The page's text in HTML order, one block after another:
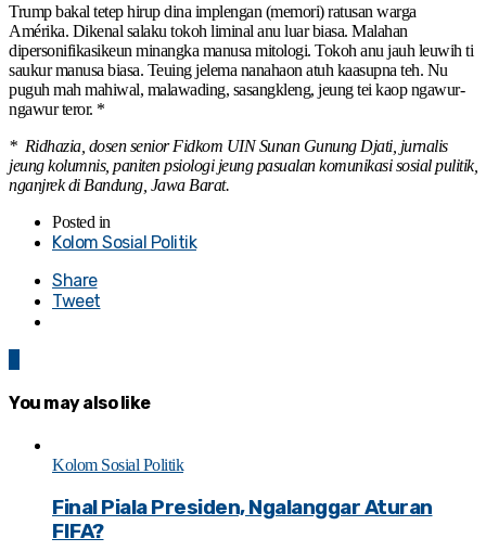
Trump bakal tetep hirup dina implengan (memori) ratusan warga
Amérika. Dikenal salaku tokoh liminal anu luar biasa. Malahan
dipersonifikasikeun minangka manusa mitologi. Tokoh anu jauh leuwih ti
saukur manusa biasa. Teuing jelema nanahaon atuh kaasupna teh. Nu
puguh mah mahiwal, malawading, sasangkleng, jeung tei kaop ngawur-
ngawur teror. *
* Ridhazia, dosen senior Fidkom UIN Sunan Gunung Djati, jurnalis
jeung kolumnis, paniten psiologi jeung pasualan komunikasi sosial pulitik,
nganjrek di Bandung, Jawa Barat.
Posted in
Kolom Sosial Politik
Share
Tweet
You may also like
Kolom Sosial Politik
Final Piala Presiden, Ngalanggar Aturan
FIFA?